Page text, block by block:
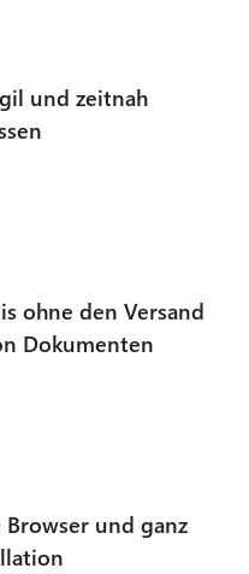
und zeitnah
ohne den Versand
Dokumenten
und ganz